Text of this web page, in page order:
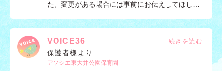
た。変更がある場合には事前にお伝えしてほし…
VOICE36
保護者様より
アソシエ東大井公園保育園